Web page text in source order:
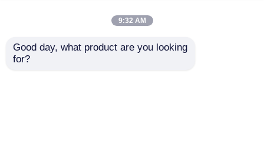
9:32 AM
Good day, what product are you looking
for?